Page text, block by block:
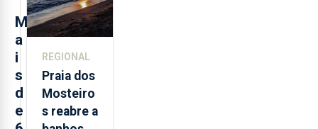
M
a
i
s
d
e
alcoólicas
REGIONAL
Praia dos
Mosteiro
s reabre a